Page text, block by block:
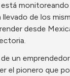
llevado de los
desde
un
el pionero que